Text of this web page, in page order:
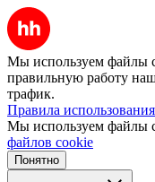
Мы используем файлы
правильную работу
трафик.
Правила
Мы используем файлы
файлов cookie
Понятно